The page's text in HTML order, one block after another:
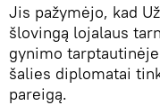
Jis pažymėjo, kad
šlovingą lojalaus
gynimo
šalies diplomatai
pareigą.